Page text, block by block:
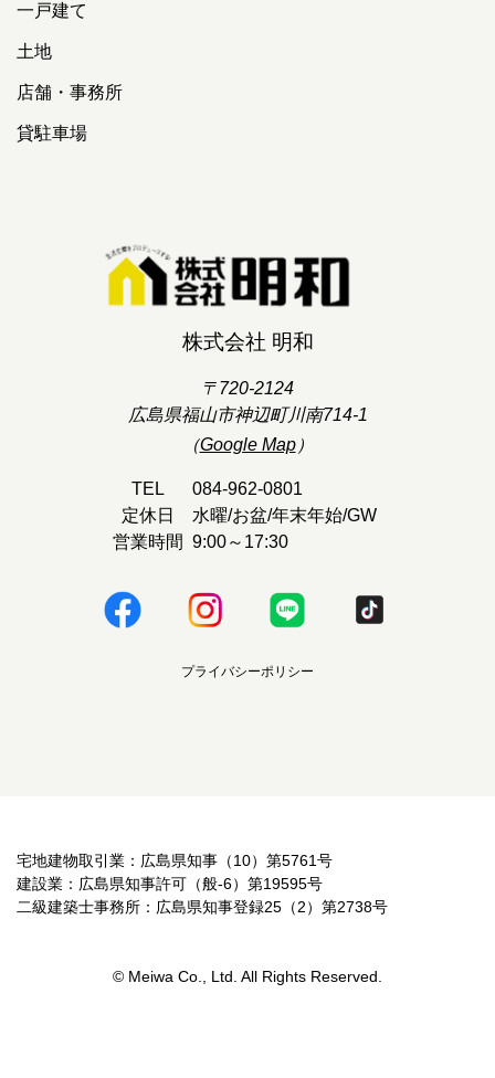
一戸建て
土地
店舗・事務所
貸駐車場
株式会社 明和
〒720-2124
広島県福山市神辺町川南714-1
（Google Map）
TEL
084-962-0801
定休日
水曜/お盆/年末年始/GW
営業時間 9:00～17:30
プライバシーポリシー
宅地建物取引業：広島県知事（10）第5761号
建設業：広島県知事許可（般-6）第19595号
二級建築士事務所：広島県知事登録25（2）第2738号
© Meiwa Co., Ltd. All Rights Reserved.